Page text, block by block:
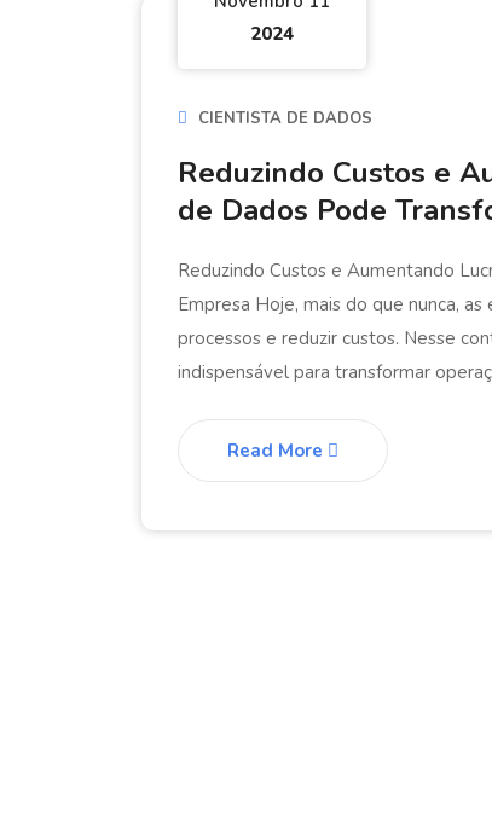
2024
CIENTISTA DE DADOS
Reduzindo Custos e
de Dados Pode
Reduzindo Custos e Aumentando
Empresa Hoje, mais do que nunca,
processos e reduzir custos. Nesse
indispensável para transformar
Read More